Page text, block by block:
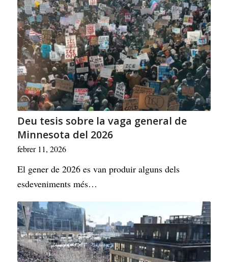
Deu tesis sobre la vaga general de
Minnesota del 2026
febrer 11, 2026
El gener de 2026 es van produir alguns dels
esdeveniments més…